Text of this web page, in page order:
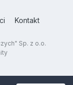
Kontakt
Sp. z o.o.